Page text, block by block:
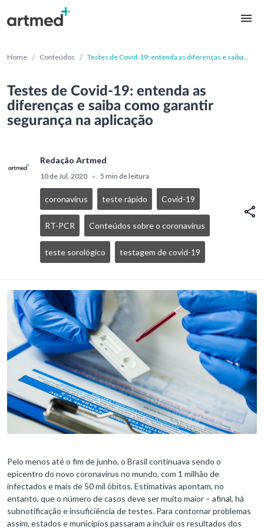
Home / Conteúdos / Testes de Covid-19: entenda as diferenças e saiba
Testes de Covid-19: entenda as
diferenças e saiba como garantir
segurança na aplicação
Redação Artmed
10 de Jul, 2020 • 5 min de leitura
coronavírus teste rápido Covid-19
RT-PCR Conteúdos sobre o coronavírus
teste sorológico testagem de covid-19
Pelo menos até o fim de junho, o Brasil continuava sendo o
epicentro do novo coronavírus no mundo, com 1 milhão de
infectados e mais de 50 mil óbitos. Estimativas apontam, no
entanto, que o número de casos deve ser muito maior – afinal, há
subnotificação e insuficiência de testes. Para contornar problemas
assim, estados e municípios passaram a incluir os resultados dos